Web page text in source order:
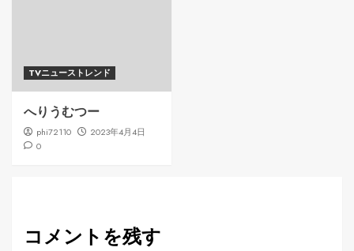
TVニューストレンド
へりうむつー
phi72110
2023年4月4日
0
コメントを残す